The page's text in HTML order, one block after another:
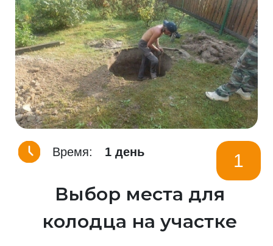
Время: 1 день 1
Выбор места для
колодца на участке